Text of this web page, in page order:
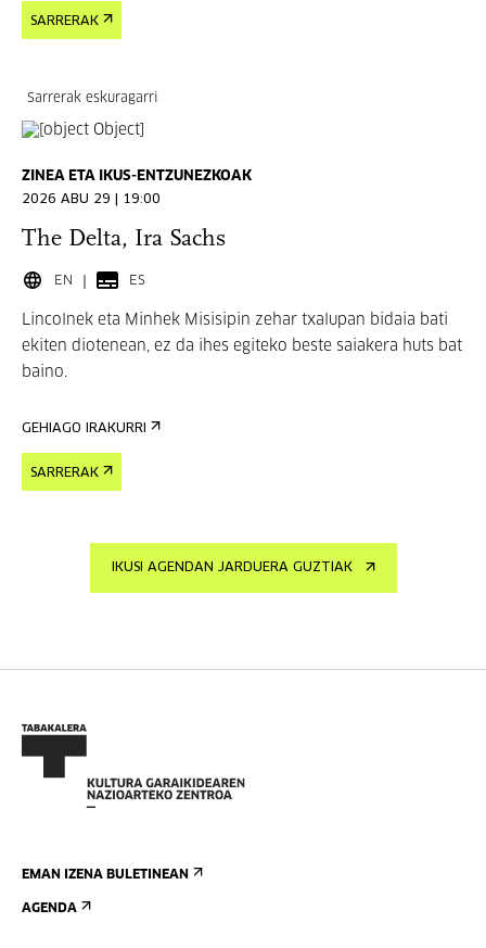
SARRERAK
Sarrerak eskuragarri
ZINEA ETA IKUS-ENTZUNEZKOAK
2026 ABU 29 | 19:00
The Delta, Ira Sachs
EN ES
Lincolnek eta Minhek Misisipin zehar txalupan bidaia bati
ekiten diotenean, ez da ihes egiteko beste saiakera huts bat
baino.
GEHIAGO IRAKURRI
SARRERAK
IKUSI AGENDAN JARDUERA GUZTIAK
EMAN IZENA BULETINEAN
AGENDA